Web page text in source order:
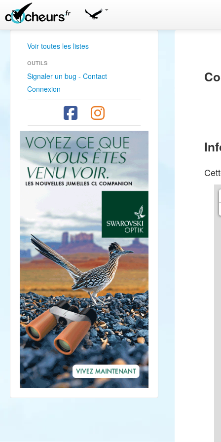
Voir toutes les listes
OUTILS
Signaler un bug - Contact
Connexion